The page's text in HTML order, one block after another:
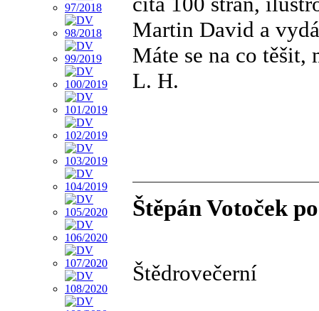
Martin David a
Máte se na co
L. H.
Štěpán Votoček
Štědrovečerní